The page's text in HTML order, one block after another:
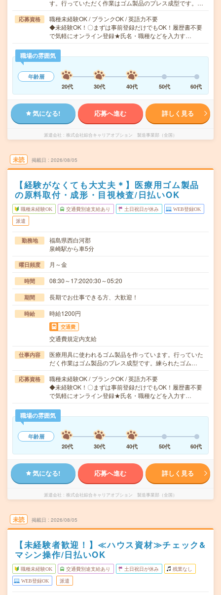
す。行っていただく作業はゴム製品のプレス成型です。…
応募資格
職種未経験OK / ブランクOK / 英語力不要
◆未経験OK！〇まずは事前登録だけでもOK！履歴書不要
で気軽にオンライン登録★氏名・職種などを入力す…
職場の雰囲気
年齢層
20代
30代 40代 50代 60代
気になる! 応募へ進む 詳しく見る
派遣会社 株式会社綜合キャリアオプション 製造事業部（全国）
未読 掲載日 2026/08/05
【経験がなくても大丈夫＊】医療用ゴム製品
の原料取付・成形・目視検査/日払いOK
職種未経験OK 交通費別途支給あり 土日祝日が休み WEB登録OK
派遣
勤務地
福島県西白河郡
泉崎駅から車5分
曜日頻度 月～金
時間 08:30～17:2020:30～05:20
期間 長期でお仕事できる方、大歓迎！
時給 時給1200円
交通費
交通費規定内支給
仕事内容
医療用具に使われるゴム製品を作っています。行っていた
だく作業はゴム製品のプレス成型です。練られたゴム…
応募資格
職種未経験OK / ブランクOK / 英語力不要
◆未経験OK！〇まずは事前登録だけでもOK！履歴書不要
で気軽にオンライン登録★氏名・職種などを入力す…
職場の雰囲気
年齢層
20代
30代 40代 50代 60代
気になる! 応募へ進む 詳しく見る
派遣会社 株式会社綜合キャリアオプション 製造事業部（全国）
未読 掲載日 2026/08/05
【未経験者歓迎！】≪ハウス資材≫チェック&
マシン操作/日払いOK
職種未経験OK 交通費別途支給あり 土日祝日が休み 残業なし
WEB登録OK 派遣